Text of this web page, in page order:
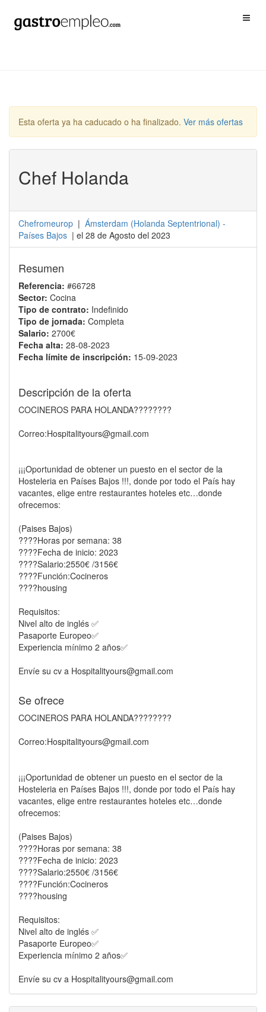
Esta oferta ya ha caducado o ha finalizado. Ver más ofertas
Chef Holanda
Chefromeurop | Ámsterdam (Holanda Septentrional) -
Países Bajos | el 28 de Agosto del 2023
Resumen
Referencia: #66728
Sector: Cocina
Tipo de contrato: Indefinido
Tipo de jornada: Completa
Salario: 2700€
Fecha alta: 28-08-2023
Fecha límite de inscripción: 15-09-2023
Descripción de la oferta
COCINEROS PARA HOLANDA????????
Correo:Hospitalityours@gmail.com
¡¡¡Oportunidad de obtener un puesto en el sector de la
Hosteleria en Países Bajos !!!, donde por todo el País hay
vacantes, elige entre restaurantes hoteles etc…donde
ofrecemos:
(Paises Bajos)
????Horas por semana: 38
????️Fecha de inicio: 2023
????Salario:2550€ /3156€
????Función:Cocineros
????housing
Requisitos:
Nivel alto de inglés ✅
Pasaporte Europeo✅
Experiencia mínimo 2 años✅
Envíe su cv a Hospitalityours@gmail.com
Se ofrece
COCINEROS PARA HOLANDA????????
Correo:Hospitalityours@gmail.com
¡¡¡Oportunidad de obtener un puesto en el sector de la
Hosteleria en Países Bajos !!!, donde por todo el País hay
vacantes, elige entre restaurantes hoteles etc…donde
ofrecemos:
(Paises Bajos)
????Horas por semana: 38
????️Fecha de inicio: 2023
????Salario:2550€ /3156€
????Función:Cocineros
????housing
Requisitos:
Nivel alto de inglés ✅
Pasaporte Europeo✅
Experiencia mínimo 2 años✅
Envíe su cv a Hospitalityours@gmail.com